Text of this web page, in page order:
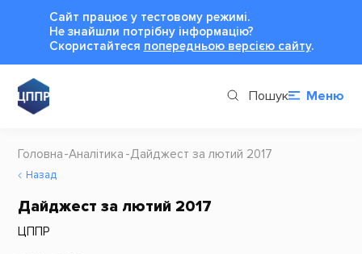
Сайт працює у тестовому режимі.
Не знайшли потрібну інформацію?
Cкористайтеся попередньою версією сайту.
Пошук Меню
Головна Аналітика Дайджест за лютий 2017
Назад
Дайджест за лютий 2017
ЦППР